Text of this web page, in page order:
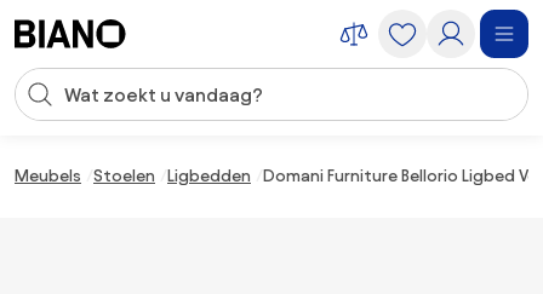
Zoekopdracht invoeren
Meubels Stoelen Ligbedden Domani Furniture Bellorio Ligbed